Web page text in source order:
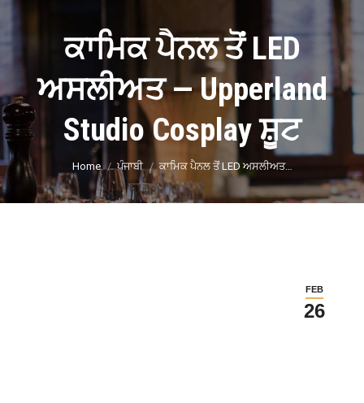
ਕਾਮਿਕ ਪੈਨਲ ਤੋਂ LED
ਅਸਲੀਅਤ — Upperland
Studio Cosplay ਸ਼ੂਟ
You are here:
Home ਪੰਜਾਬੀ ਕਾਮਿਕ ਪੈਨਲ ਤੋਂ LED ਅਸਲੀਅਤ…
FEB
26